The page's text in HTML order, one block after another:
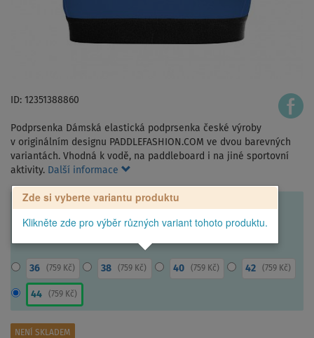
ID: 12351388860
Podprsenka Dámská elastická podprsenka české výroby
v originálním designu PADDLEFASHION.COM ve dvou barevných
variantách. Vhodná k vodě, na paddleboard i na jiné sportovní
aktivity. Další informace
Zde si vyberte variantu produktu
Klikněte zde pro výběr různých variant tohoto produktu.
36 (759 Kč) 38 (759 Kč) 40 (759 Kč) 42 (759 Kč)
44 (759 Kč)
NENÍ SKLADEM